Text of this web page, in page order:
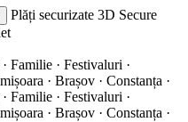
Plăți securizate 3D Secure
Familie · Festivaluri ·
· Brașov · Constanța ·
Familie · Festivaluri ·
· Brașov · Constanța ·